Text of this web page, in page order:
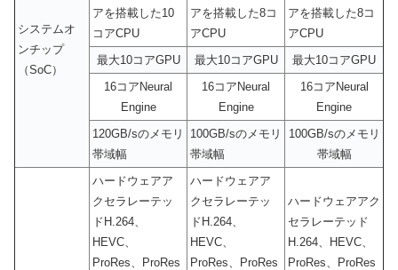
システムオ
ンチップ
（SoC）
アを搭載した10
コアCPU
アを搭載した8コ
アCPU
アを搭載した8コ
アCPU
最大10コアGPU
最大10コアGPU
最大10コアGPU
16コアNeural
Engine
16コアNeural
Engine
16コアNeural
Engine
120GB/sのメモリ
帯域幅
100GB/sのメモリ
帯域幅
100GB/sのメモリ
帯域幅
ハードウェアア
クセラレーテッ
ドH.264、
HEVC、
ProRes、ProRes
ハードウェアア
クセラレーテッ
ドH.264、
HEVC、
ProRes、ProRes
ハードウェアアク
セラレーテッド
H.264、HEVC、
ProRes、ProRes